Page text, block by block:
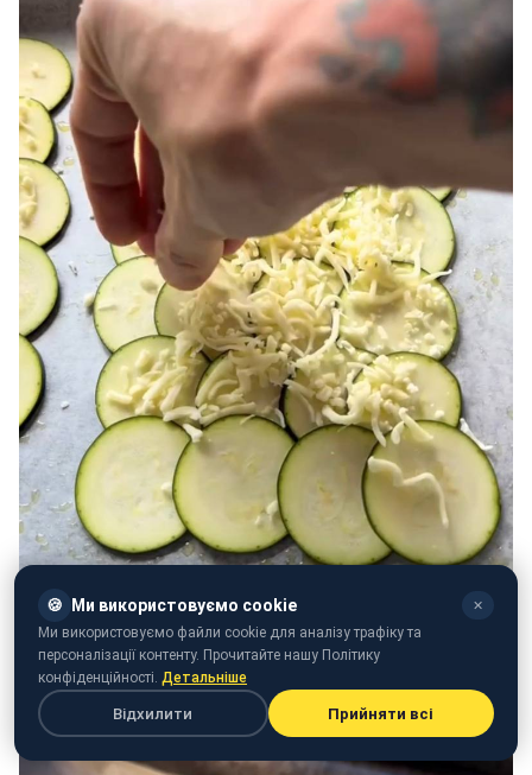
🍪 Ми використовуємо cookie ✕
Ми використовуємо файли cookie для аналізу трафіку та
персоналізації контенту. Прочитайте нашу Політику
конфіденційності. Детальніше
Відхилити Прийняти всі